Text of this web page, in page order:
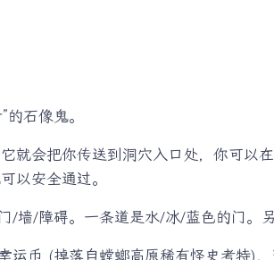
石像鬼。
就会把你传送到洞穴入口处，你可以
以安全通过。
/墙/障碍。一条道是水/冰/蓝色的门。另
运币 (掉落自螳螂高原稀有怪史考特)